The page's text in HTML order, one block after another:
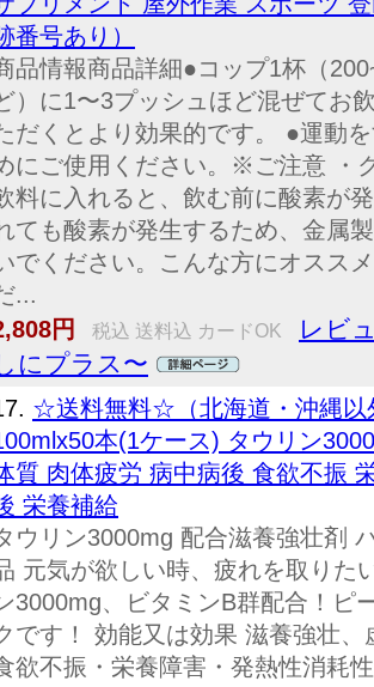
番号あり）
品情報商品詳細●コップ1杯（
）に1〜3プッシュほど混ぜてお
だくとより効果的です。 ●運動
にご使用ください。※ご注意 ・
料に入れると、飲む前に酸素が
ても酸素が発生するため、金属
でください。こんな方にオスス
...
円
税込 送料込 カードOK
レビ
にプラス〜
☆送料無料☆（北海道・沖縄以
本(1ケース) タウリン
質 肉体疲労 病中病後 食欲不振
栄養補給
ウリン3000mg 配合滋養強壮剤
元気が欲しい時、疲れを取りた
3000mg、ビタミンB群配合！ピ
です！ 効能又は効果 滋養強壮
欲不振・栄養障害・発熱性消耗